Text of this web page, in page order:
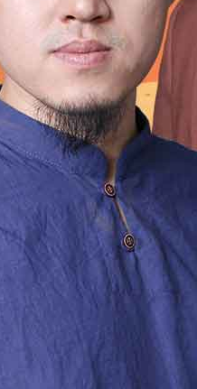
1977 1975
1955 1954 1953
1933 1932 1931
1911 1910 1909 1908
4 3 2 1
24 23
16 14 13
52 51 50 49 48
21